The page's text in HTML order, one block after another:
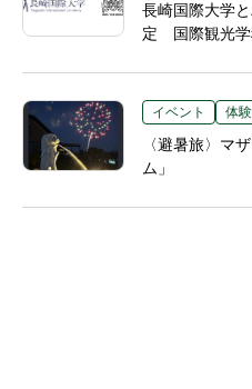
長崎国際大学
定 国際観光学
イベント 体験
〈避暑旅〉マ
ム」